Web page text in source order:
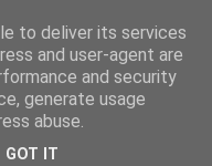
to deliver its services
and user-agent are
and security
generate usage
abuse.
GOT IT